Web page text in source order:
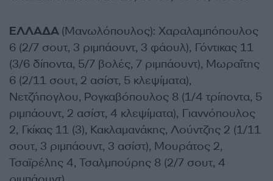
ΕΛΛΑΔΑ (Μανωλόπουλος): Χαραλαμπόπουλος
6 (2/7 σουτ, 3 ριμπάουντ, 3 φάουλ), Γόντικας 11
(3/6 δίποντα, 5/7 βολές, 7 ριμπάουντ), Μωραΐτης
6 (2/11 σουτ, 2 ασίστ, 5 κλεψίματα),
Νετζήπογλου, Ρογκαβόπουλος 8 (1/4 τρίποντα, 5
ριμπάουντ, 2 ασίστ, 4 κλεψίματα), Γιαννόπουλος
2, Γκίκας 11 (3), Κακλαμανάκης, Λούντζης 2 (1/11
σουτ, 3 ριμπάουντ, 3 ασίστ), Μουράτος 2,
Τσαϊρέλης 4, Τσαλμπούρης 8 (2/7 σουτ, 4